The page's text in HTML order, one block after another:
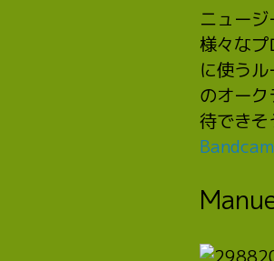
ニュー
様々な
に使う
のオー
待できそ